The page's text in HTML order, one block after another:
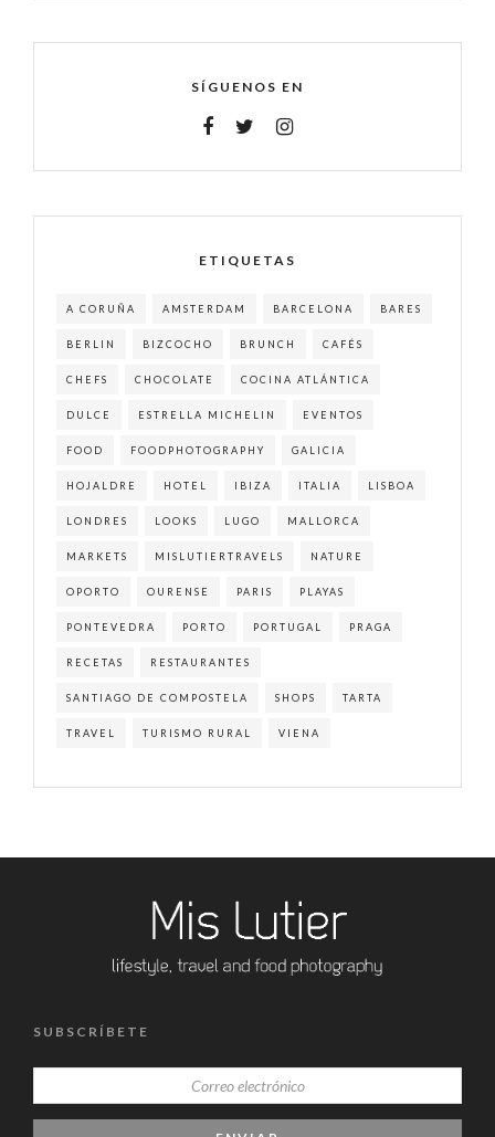
SÍGUENOS EN
ETIQUETAS
A CORUÑA AMSTERDAM BARCELONA BARES
BERLIN BIZCOCHO BRUNCH CAFÉS
CHEFS CHOCOLATE COCINA ATLÁNTICA
DULCE ESTRELLA MICHELIN EVENTOS
FOOD FOODPHOTOGRAPHY GALICIA
HOJALDRE HOTEL IBIZA ITALIA LISBOA
LONDRES LOOKS LUGO MALLORCA
MARKETS MISLUTIERTRAVELS NATURE
OPORTO OURENSE PARIS PLAYAS
PONTEVEDRA PORTO PORTUGAL PRAGA
RECETAS RESTAURANTES
SANTIAGO DE COMPOSTELA SHOPS TARTA
TRAVEL TURISMO RURAL VIENA
SUBSCRÍBETE